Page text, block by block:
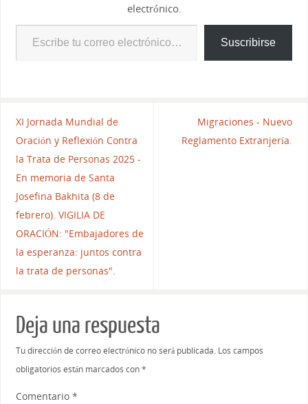
electrónico.
Suscribirse
XI Jornada Mundial de
Oración y Reflexión Contra
la Trata de Personas 2025 -
En memoria de Santa
Josefina Bakhita (8 de
febrero). VIGILIA DE
ORACIÓN: "Embajadores de
la esperanza: juntos contra
la trata de personas".
Migraciones - Nuevo
Reglamento Extranjería.
Deja una respuesta
Tu dirección de correo electrónico no será publicada. Los campos
obligatorios están marcados con*
Comentario *